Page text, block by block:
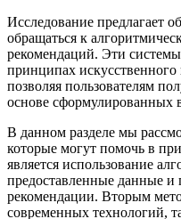
Исследование предлагает
обращаться к
рекомендаций. Эти
принципах
позволяя пользователям
основе сформулированных
В данном разделе мы
которые могут помочь в
является использование
предоставленные данные и
рекомендации. Вторым
современных технологий,